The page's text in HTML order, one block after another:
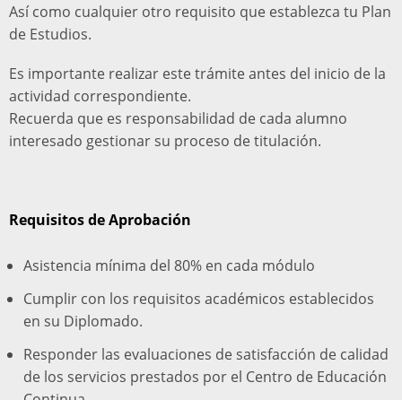
Así como cualquier otro requisito que establezca tu Plan
de Estudios.
Es importante realizar este trámite antes del inicio de la
actividad correspondiente.
Recuerda que es responsabilidad de cada alumno
interesado gestionar su proceso de titulación.
Requisitos de Aprobación
Asistencia mínima del 80% en cada módulo
Cumplir con los requisitos académicos establecidos
en su Diplomado.
Responder las evaluaciones de satisfacción de calidad
de los servicios prestados por el Centro de Educación